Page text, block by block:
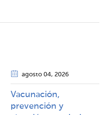
agosto 04, 2026
Vacunación,
prevención y